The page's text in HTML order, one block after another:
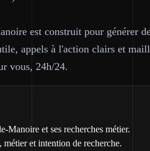
est construit pour générer
appels à l'action clairs et
vous, 24h/24.
Manoire et ses recherches métier.
et intention de recherche.